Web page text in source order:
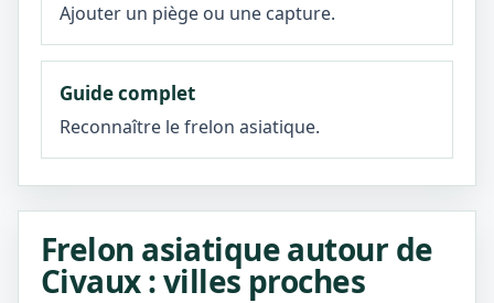
Ajouter un piège ou une capture.
Guide complet
Reconnaître le frelon asiatique.
Frelon asiatique autour de
Civaux : villes proches